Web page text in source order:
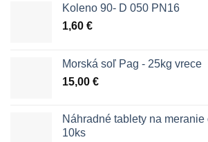
Koleno 90- D 050 PN16
1,60 €
Morská soľ Pag - 25kg vrece
15,00 €
Náhradné tablety na
10ks